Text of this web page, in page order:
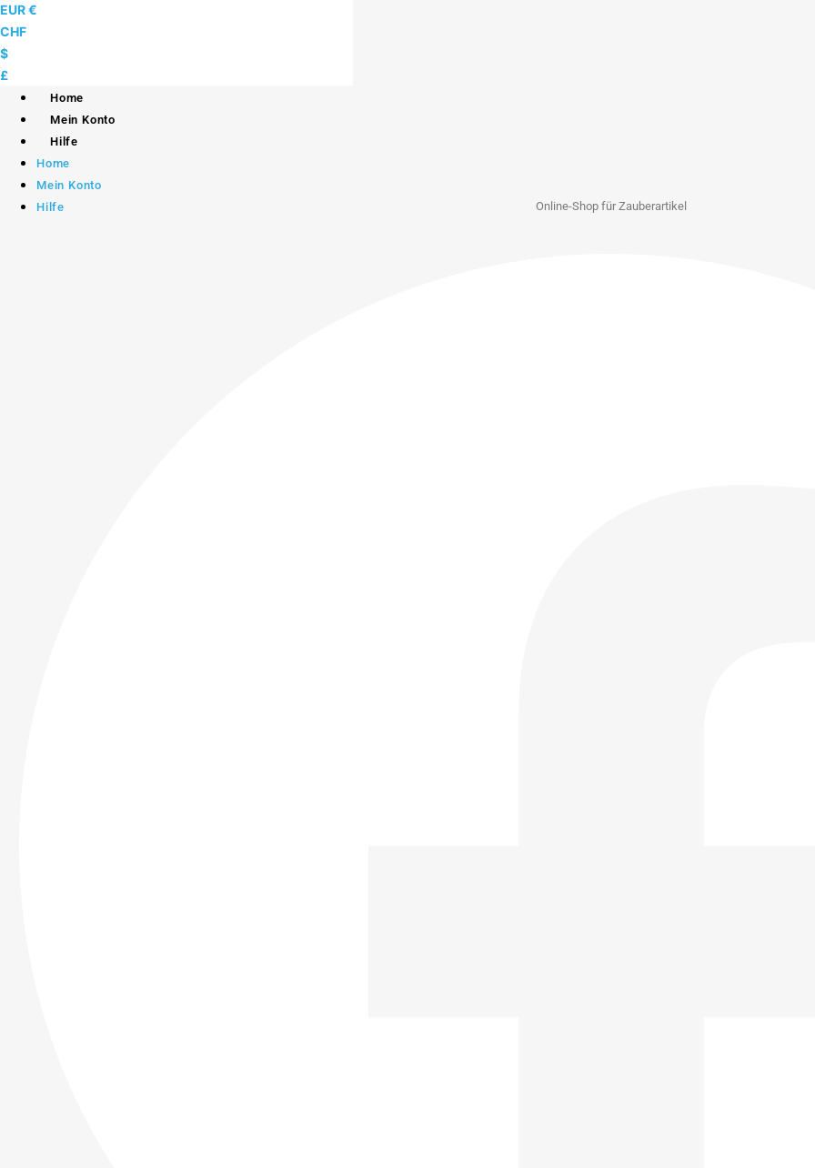
Skip
to
content
EUR €
CHF
$
£
Home
Mein Konto
Hilfe
Home
Mein Konto
Hilfe
Online-Shop für Zauberartikel